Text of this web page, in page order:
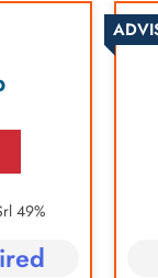
49% of Piacenza Calcio 1919 Srl